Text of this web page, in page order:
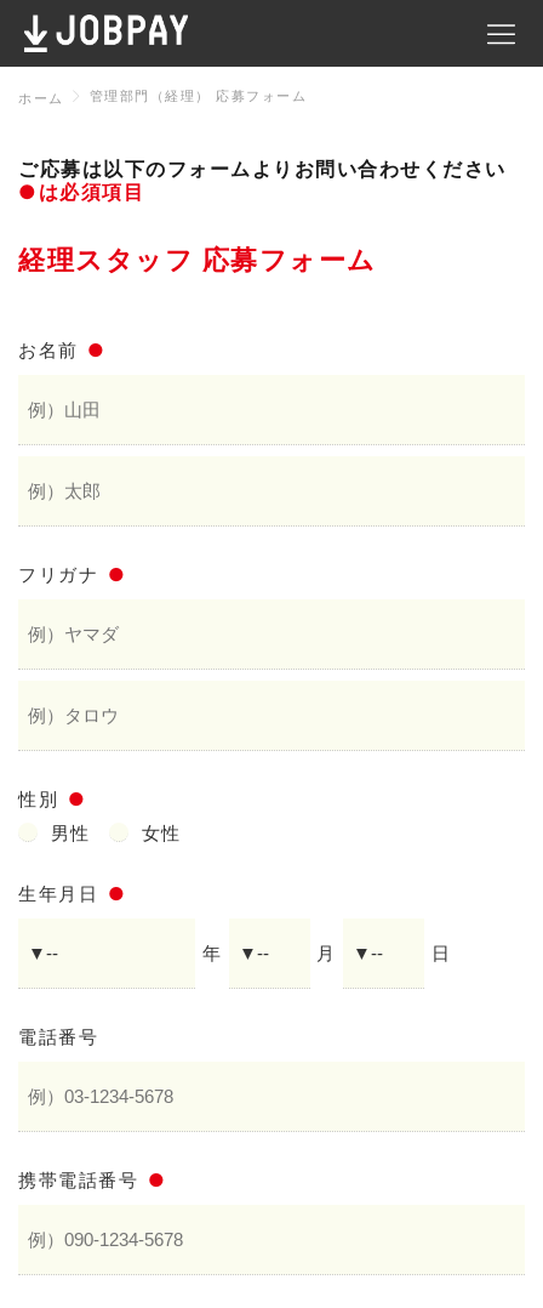
ホーム 管理部門（経理） 応募フォーム
ご応募は以下のフォームよりお問い合わせください
●は必須項目
経理スタッフ 応募フォーム
お名前 ●
フリガナ ●
性別
●
男性
女性
生年月日 ●
年 月 日
電話番号
携帯電話番号 ●